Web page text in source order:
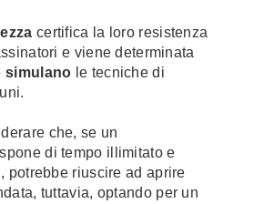
certifica la loro resistenza
e viene determinata
simulano le tecniche di
che, se un
di tempo illimitato e
potrebbe riuscire ad aprire
tuttavia, optando per un